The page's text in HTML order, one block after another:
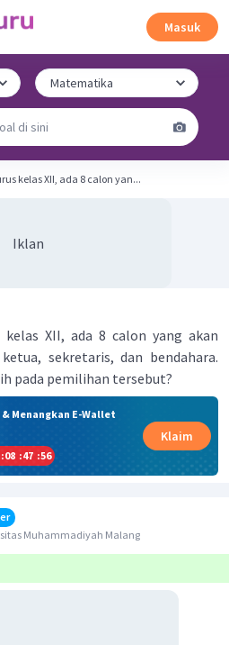
Masuk
kelas XII, ada 8 calon yan...
Iklan
kelas XII, ada 8 calon yang akan
sekretaris, dan bendahara.
pada pemilihan tersebut?
Menangkan E-Wallet
:08 :47 :55
Klaim
Muhammadiyah Malang